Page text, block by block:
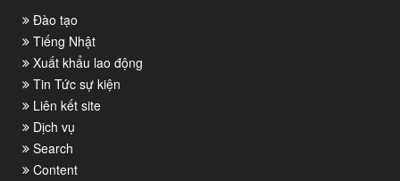
Đào tạo
Tiếng Nhật
Xuất khẩu lao động
Tin Tức sự kiện
Liên kết site
Dịch vụ
Search
Content